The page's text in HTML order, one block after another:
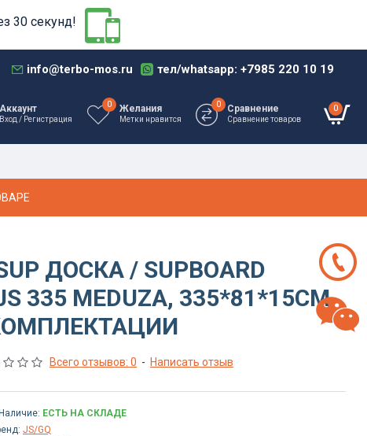
30 секунд!
info@terbo-mos.ru тел/whatsapp: +7985 220 10 19
Аккаунт
Вход / Регистрация
Желания
Метки нравится
0 Сравнение
Сравнение товаров
0 0
ДОСКА / SUPBOARD
335 MEDUZA, 335*81*15СМ,
Всего отзывов: 0 - Написать отзыв
Наличие: ЕСТЬ НА СКЛАДЕ
JS/GQ